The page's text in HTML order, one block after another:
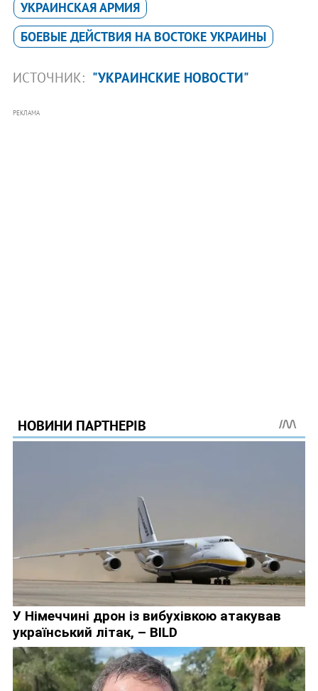
УКРАИНСКАЯ АРМИЯ
БОЕВЫЕ ДЕЙСТВИЯ НА ВОСТОКЕ УКРАИНЫ
ИСТОЧНИК: "УКРАИНСКИЕ НОВОСТИ"
РЕКЛАМА